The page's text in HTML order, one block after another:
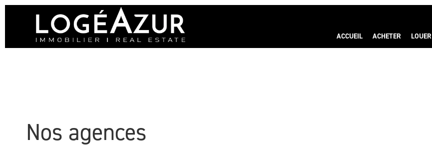
ACCUEIL ACHETER LOUER
Nos agences